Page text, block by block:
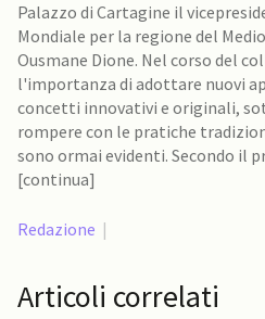
Palazzo di Cartagine il
Mondiale per la regione del
Ousmane Dione. Nel corso del colloquio, Saied ha evidenziato
l'importanza di adottare nuovi
concetti innovativi e originali,
rompere con le pratiche
sono ormai evidenti. Secondo il
[continua]
Redazione |
Articoli correlati